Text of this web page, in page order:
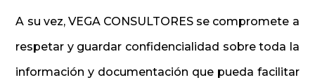
A su vez, VEGA CONSULTORES se compromete a
respetar y guardar confidencialidad sobre toda la
información y documentación que pueda facilitar